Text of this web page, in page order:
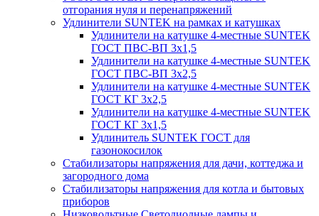
отгорания нуля и перенапряжений
Удлинители SUNTEK на рамках и катушках
Удлинители на катушке 4-местные SUNTEK
ГОСТ ПВС-ВП 3х1,5
Удлинители на катушке 4-местные SUNTEK
ГОСТ ПВС-ВП 3х2,5
Удлинители на катушке 4-местные SUNTEK
ГОСТ КГ 3х2,5
Удлинители на катушке 4-местные SUNTEK
ГОСТ КГ 3х1,5
Удлинитель SUNTEK ГОСТ для
газонокосилок
Стабилизаторы напряжения для дачи, коттеджа и
загородного дома
Стабилизаторы напряжения для котла и бытовых
приборов